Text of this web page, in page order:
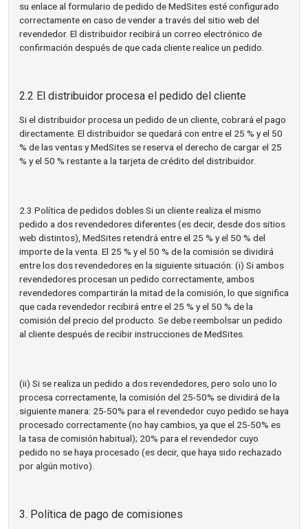
su enlace al formulario de pedido de MedSites esté configurado
correctamente en caso de vender a través del sitio web del
revendedor. El distribuidor recibirá un correo electrónico de
confirmación después de que cada cliente realice un pedido.
2.2 El distribuidor procesa el pedido del cliente
Si el distribuidor procesa un pedido de un cliente, cobrará el pago
directamente. El distribuidor se quedará con entre el 25 % y el 50
% de las ventas y MedSites se reserva el derecho de cargar el 25
% y el 50 % restante a la tarjeta de crédito del distribuidor.
2.3 Política de pedidos dobles Si un cliente realiza el mismo
pedido a dos revendedores diferentes (es decir, desde dos sitios
web distintos), MedSites retendrá entre el 25 % y el 50 % del
importe de la venta. El 25 % y el 50 % de la comisión se dividirá
entre los dos revendedores en la siguiente situación: (i) Si ambos
revendedores procesan un pedido correctamente, ambos
revendedores compartirán la mitad de la comisión, lo que significa
que cada revendedor recibirá entre el 25 % y el 50 % de la
comisión del precio del producto. Se debe reembolsar un pedido
al cliente después de recibir instrucciones de MedSites.
(ii) Si se realiza un pedido a dos revendedores, pero solo uno lo
procesa correctamente, la comisión del 25-50% se dividirá de la
siguiente manera: 25-50% para el revendedor cuyo pedido se haya
procesado correctamente (no hay cambios, ya que el 25-50% es
la tasa de comisión habitual); 20% para el revendedor cuyo
pedido no se haya procesado (es decir, que haya sido rechazado
por algún motivo).
3. Política de pago de comisiones